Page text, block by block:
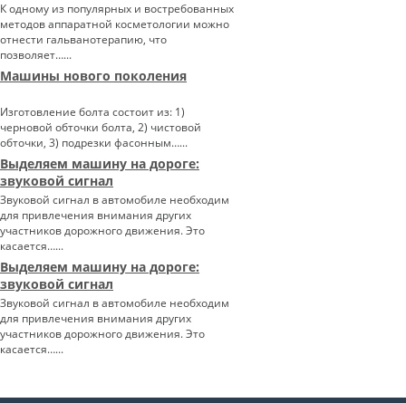
К одному из популярных и востребованных
методов аппаратной косметологии можно
отнести гальванотерапию, что
позволяет…...
Машины нового поколения
Изготовление болта состоит из: 1)
черновой обточки болта, 2) чистовой
обточки, 3) подрезки фасонным…...
Выделяем машину на дороге:
звуковой сигнал
Звуковой сигнал в автомобиле необходим
для привлечения внимания других
участников дорожного движения. Это
касается…...
Выделяем машину на дороге:
звуковой сигнал
Звуковой сигнал в автомобиле необходим
для привлечения внимания других
участников дорожного движения. Это
касается…...